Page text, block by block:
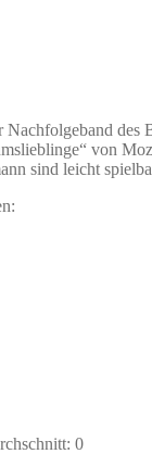
von
sind leicht
0